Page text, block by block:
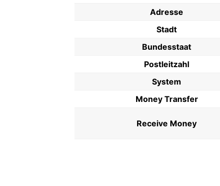
Adresse
Stadt
Bundesstaat
Postleitzahl
System
Money Transfer
Receive Money